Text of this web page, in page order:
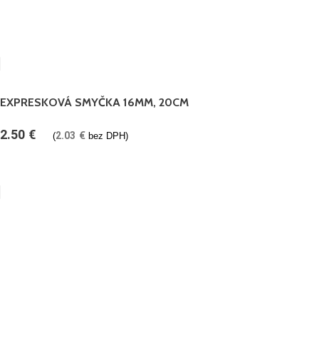
EXPRESKOVÁ SMYČKA 16MM, 20CM
2.50 € (2.03 € bez DPH)